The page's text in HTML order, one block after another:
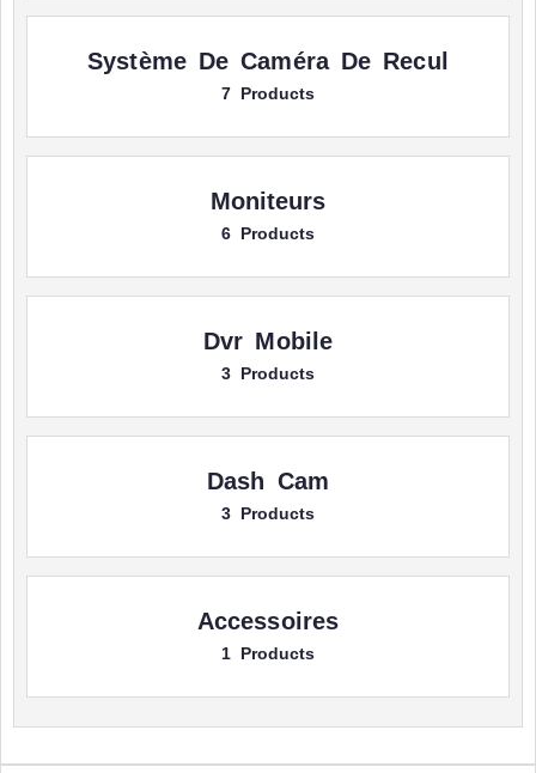
Système De Caméra De Recul
7 Products
Moniteurs
6 Products
Dvr Mobile
3 Products
Dash Cam
3 Products
Accessoires
1 Products